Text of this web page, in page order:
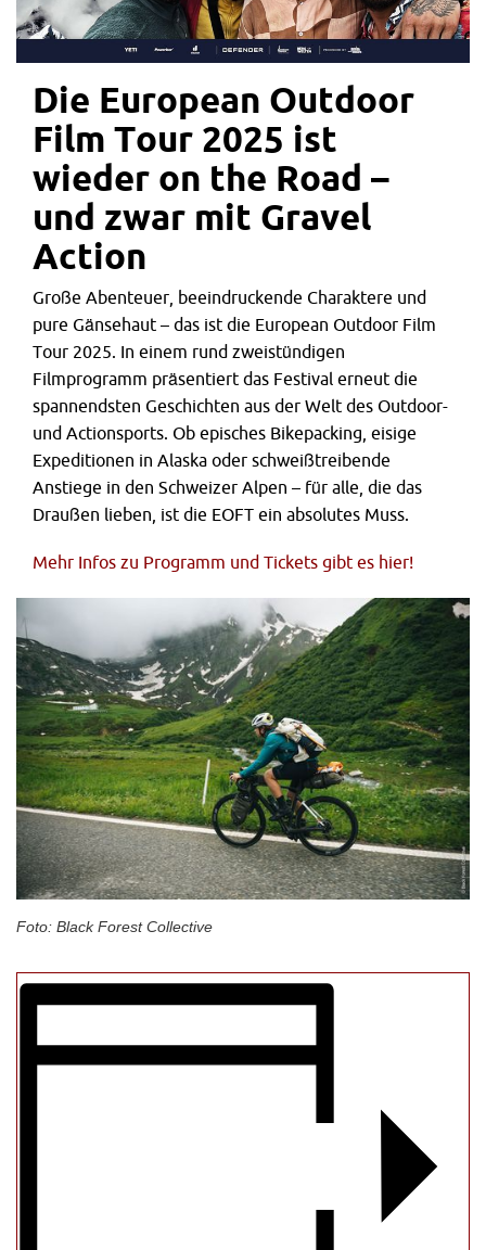
Die European Outdoor
Film Tour 2025 ist
wieder on the Road –
und zwar mit Gravel
Action
Große Abenteuer, beeindruckende Charaktere und
pure Gänsehaut – das ist die European Outdoor Film
Tour 2025. In einem rund zweistündigen
Filmprogramm präsentiert das Festival erneut die
spannendsten Geschichten aus der Welt des Outdoor-
und Actionsports. Ob episches Bikepacking, eisige
Expeditionen in Alaska oder schweißtreibende
Anstiege in den Schweizer Alpen – für alle, die das
Draußen lieben, ist die EOFT ein absolutes Muss.
Mehr Infos zu Programm und Tickets gibt es hier!
Foto: Black Forest Collective